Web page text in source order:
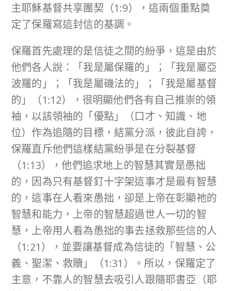
主耶穌基督共享團契（1:9），這兩個重點奠
定了保羅寫這封信的基調。
保羅首先處理的是信徒之間的紛爭，這是由於
他們各人說：「我是屬保羅的」；「我是屬亞
波羅的」；「我是屬磯法的」；「我是屬基督
的」（1:12），很明顯他們各有自己推崇的領
袖，以該領袖的「優點」（口才、知識、地
位）作為追隨的目標，結黨分派，彼此自誇，
保羅直斥他們這樣結黨紛爭是在分裂基督
（1:13），他們追求地上的智慧其實是愚拙
的，因為只有基督釘十字架這事才是最有智慧
的，這事在人看來愚拙，卻是上帝在彰顯祂的
智慧和能力，上帝的智慧超過世人一切的智
慧，上帝用人看為愚拙的事去拯救那些信的人
（1:21），並要讓基督成為信徒的「智慧、公
義、聖潔、救贖」（1:31）。所以，保羅定了
主意，不靠人的智慧去吸引人跟隨耶書亞（耶